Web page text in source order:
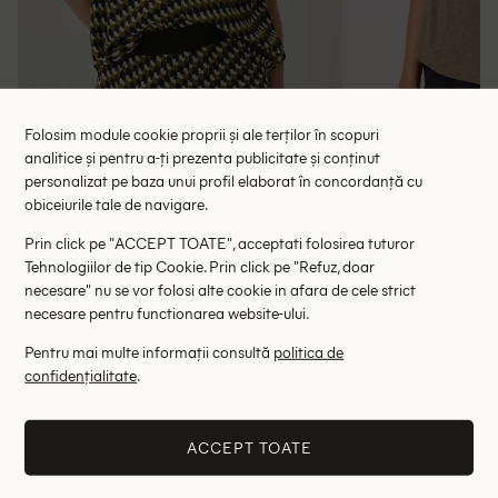
Bluza Someday, verde
RRP: 399.00 lei
36 38 40
Altii au fost interesati de
Folosim module cookie proprii și ale terților în scopuri
analitice și pentru a-ți prezenta publicitate și conținut
personalizat pe baza unui profil elaborat în concordanță cu
obiceiurile tale de navigare.
Prin click pe "ACCEPT TOATE", acceptati folosirea tuturor
Tehnologiilor de tip Cookie. Prin click pe "Refuz, doar
necesare" nu se vor folosi alte cookie in afara de cele strict
necesare pentru functionarea website-ului.
Pentru mai multe informații consultă politica de
confidențialitate.
ACCEPT TOATE